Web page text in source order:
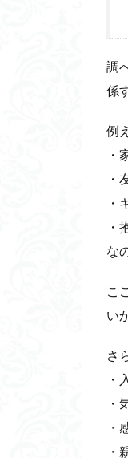
調
係
例
・
・
・
・
な
こ
い
さ
・
・
・
・